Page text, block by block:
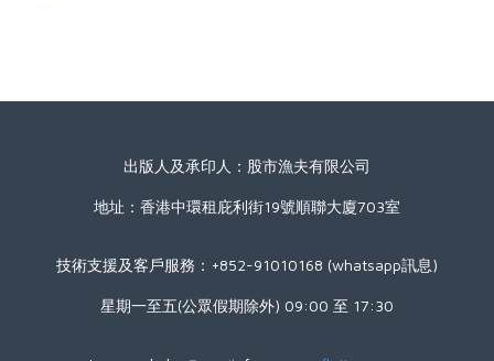
出版人及承印人：股市漁夫有限公司
地址：香港中環租庇利街19號順聯大廈703室
技術支援及客戶服務：+852-91010168 (whatsapp訊息)
星期一至五(公眾假期除外) 09:00 至 17:30